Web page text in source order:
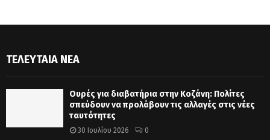
ΤΕΛΕΥΤΑΊΑ ΝΈΑ
Ουρές για διαβατήρια στην Κοζάνη: Πολίτες
σπεύδουν να προλάβουν τις αλλαγές στις νέες
ταυτότητες
30 Ιουλίου 2026 0